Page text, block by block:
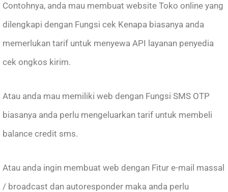
Contohnya, anda mau membuat website Toko online yang
dilengkapi dengan Fungsi cek Kenapa biasanya anda
memerlukan tarif untuk menyewa API layanan penyedia
cek ongkos kirim.
Atau anda mau memiliki web dengan Fungsi SMS OTP
biasanya anda perlu mengeluarkan tarif untuk membeli
balance credit sms.
Atau anda ingin membuat web dengan Fitur e-mail massal
/ broadcast dan autoresponder maka anda perlu